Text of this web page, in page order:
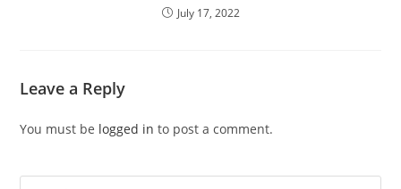
July 17, 2022
Leave a Reply
You must be logged in to post a comment.